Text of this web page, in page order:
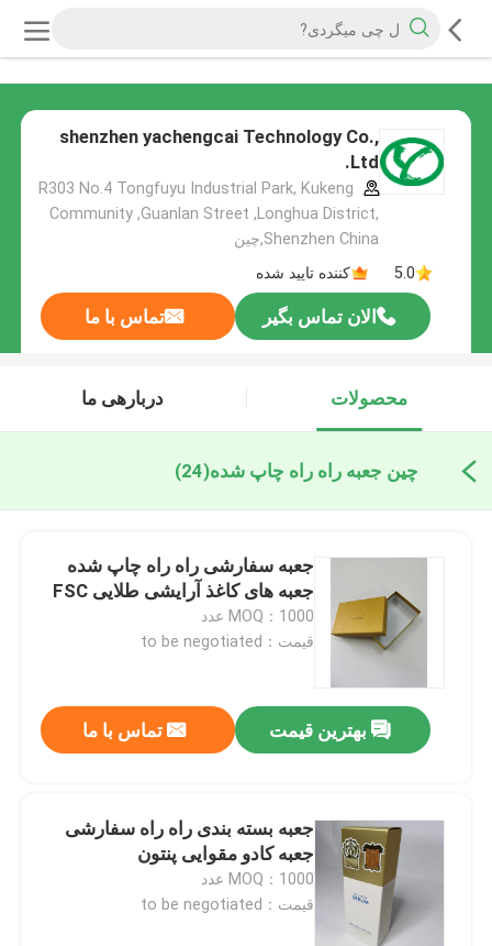
shenzhen yachengcai Technology Co.,
Ltd.
R303 No.4 Tongfuyu Industrial Park, Kukeng
Community ,Guanlan Street ,Longhua District,
Shenzhen China,چین
5.0
کننده تایید شده
الان تماس بگیر تماس با ما
محصولات دربارهی ما
چین جعبه راه راه چاپ شده(24)
جعبه سفارشی راه راه چاپ شده
جعبه های کاغذ آرایشی طلایی FSC
MOQ：1000 عدد
قیمت：to be negotiated
بهترین قیمت تماس با ما
جعبه بسته بندی راه راه سفارشی
جعبه کادو مقوایی پنتون
MOQ：1000 عدد
قیمت：to be negotiated